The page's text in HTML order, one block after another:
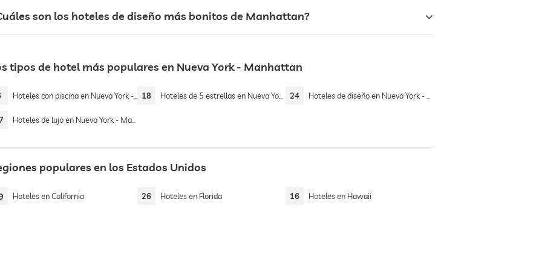
son los hoteles de diseño más bonitos de Manhattan?
tipos de hotel más populares en Nueva York - Manhattan
Hoteles con piscina en Nueva York - Manhattan 18 Hoteles de 5 estrellas en Nueva York - Manhattan 24 Hoteles de diseño en Nueva York - Manhattan
Hoteles de lujo en Nueva York - Manhattan
populares en los Estados Unidos
Hoteles en California 26 Hoteles en Florida 16 Hoteles en Hawaii